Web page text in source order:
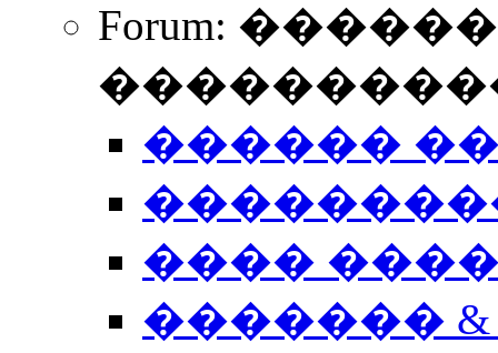
Forum:
������
����
�������